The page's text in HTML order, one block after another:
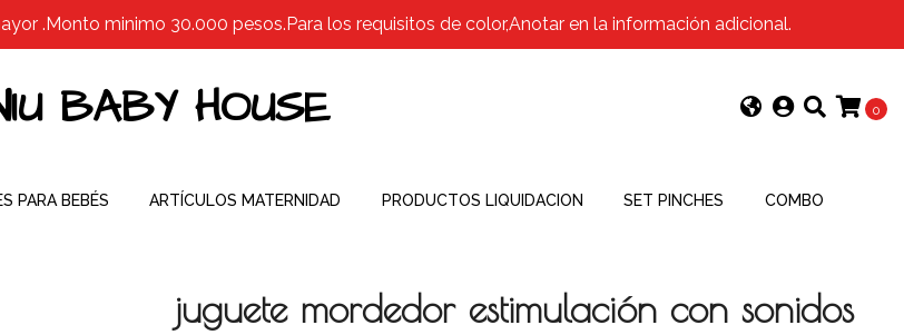
.Monto minimo 30.000 pesos.Para los requisitos de color,Anotar en la información adicional.
BABY HOUSE 0
PARA BEBÉS ARTÍCULOS MATERNIDAD PRODUCTOS LIQUIDACION SET PINCHES COMBO
juguete mordedor estimulación con sonidos